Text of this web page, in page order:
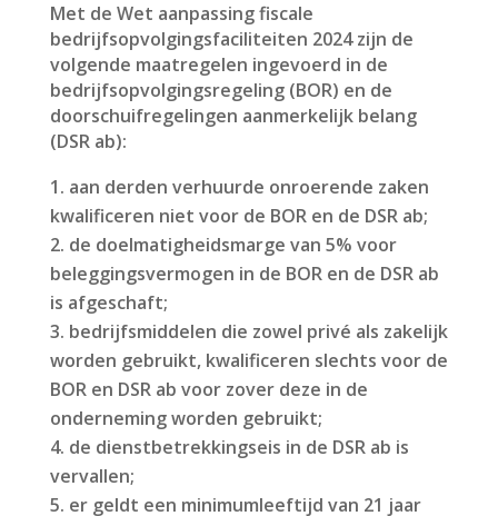
Met de Wet aanpassing fiscale
bedrijfsopvolgingsfaciliteiten 2024 zijn de
volgende maatregelen ingevoerd in de
bedrijfsopvolgingsregeling (BOR) en de
doorschuifregelingen aanmerkelijk belang
(DSR ab):
aan derden verhuurde onroerende zaken
kwalificeren niet voor de BOR en de DSR ab;
de doelmatigheidsmarge van 5% voor
beleggingsvermogen in de BOR en de DSR ab
is afgeschaft;
bedrijfsmiddelen die zowel privé als zakelijk
worden gebruikt, kwalificeren slechts voor de
BOR en DSR ab voor zover deze in de
onderneming worden gebruikt;
de dienstbetrekkingseis in de DSR ab is
vervallen;
er geldt een minimumleeftijd van 21 jaar